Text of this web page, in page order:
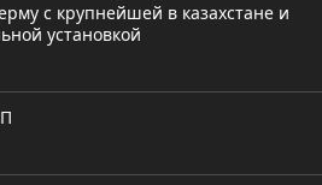
с крупнейшей в казахстане и
установкой